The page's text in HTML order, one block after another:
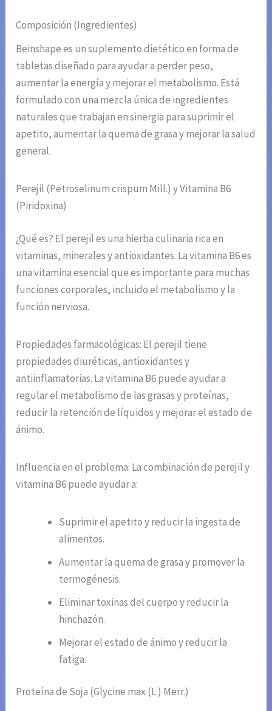
Composición (Ingredientes)
Beinshape es un suplemento dietético en forma de
tabletas diseñado para ayudar a perder peso,
aumentar la energía y mejorar el metabolismo. Está
formulado con una mezcla única de ingredientes
naturales que trabajan en sinergia para suprimir el
apetito, aumentar la quema de grasa y mejorar la salud
general.
Perejil (Petroselinum crispum Mill.) y Vitamina B6
(Piridoxina)
¿Qué es? El perejil es una hierba culinaria rica en
vitaminas, minerales y antioxidantes. La vitamina B6 es
una vitamina esencial que es importante para muchas
funciones corporales, incluido el metabolismo y la
función nerviosa.
Propiedades farmacológicas: El perejil tiene
propiedades diuréticas, antioxidantes y
antiinflamatorias. La vitamina B6 puede ayudar a
regular el metabolismo de las grasas y proteínas,
reducir la retención de líquidos y mejorar el estado de
ánimo.
Influencia en el problema: La combinación de perejil y
vitamina B6 puede ayudar a:
Suprimir el apetito y reducir la ingesta de
alimentos.
Aumentar la quema de grasa y promover la
termogénesis.
Eliminar toxinas del cuerpo y reducir la
hinchazón.
Mejorar el estado de ánimo y reducir la
fatiga.
Proteína de Soja (Glycine max (L.) Merr.)